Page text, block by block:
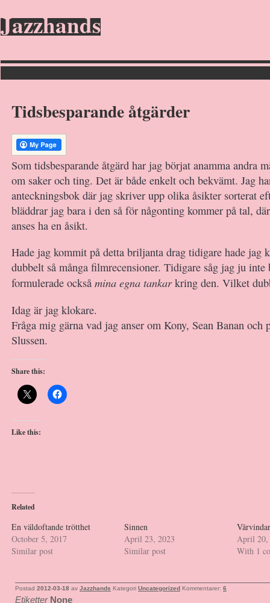
Jazzhands
Tidsbesparande åtgärder
Som tidsbesparande åtgärd har jag börjat anamma andra
om saker och ting. Det är både enkelt och bekvämt. Jag
anteckningsbok där jag skriver upp olika åsikter sorterat
bläddrar jag bara i den så för någonting kommer på tal,
anses ha en åsikt.
Hade jag kommit på detta briljanta drag tidigare hade jag
dubbelt så många filmrecensioner. Tidigare såg jag ju inte
formulerade också mina egna tankarkring den. Vilket
Idag är jag klokare.
Fråga mig gärna vad jag anser om Kony, Sean Banan och
Slussen.
Share this:
Like this:
Related
En väldoftande trötthet
October 5, 2017
Similar post
Sinnen
April 23, 2023
Similar post
April 20,
With 1
Postad 2012-03-18 av Jazzhands Kategori Uncategorized Kommentarer: 6
Etiketter None